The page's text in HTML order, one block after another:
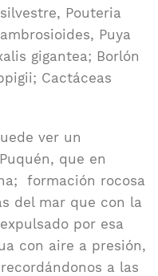
Pouteria
Puya
gigantea; Borlón
Cactáceas
ver un
que en
formación rocosa
del mar que con la
por esa
con aire a presión,
a las